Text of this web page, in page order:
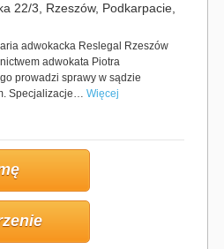
22/3, Rzeszów, Podkarpacie,
adwokacka Reslegal Rzeszów
adwokata Piotra
prowadzi sprawy w sądzie
Specjalizacje… Więcej